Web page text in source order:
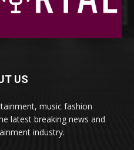
US
music fashion
latest breaking news and
industry.